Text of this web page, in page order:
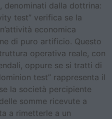
denominati dalla dottrina:
test” verifica se la
economica
di puro artificio. Questo
operativa reale, con
oppure se si tratti di
test” rappresenta il
la società percipiente
somme ricevute a
a rimetterle a un